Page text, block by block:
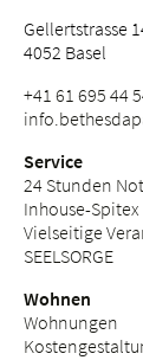
Gellertstrasse
4052 Basel
+41 61 695 44
info.
Service
24 Stunden
Inhouse-Spitex
Vielseitige
SEELSORGE
Wohnen
Wohnungen